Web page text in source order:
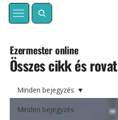
Összes cikk és rovat
Ezermester online
Minden bejegyzés
Minden bejegyzés